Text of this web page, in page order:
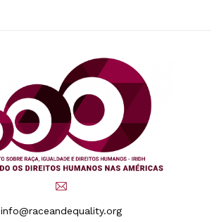
info@raceandequality.org